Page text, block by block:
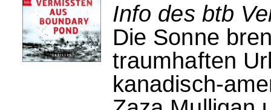
Info des btb
Die Sonne
traumhaften
kanadisch-